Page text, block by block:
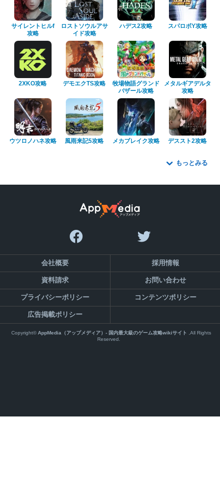
サイレントヒルf
攻略
ロストソウルアサ
イド攻略
ハデス2攻略 スパロボY攻略
2XKO攻略 デモエクTS攻略
牧場物語グランド
バザール攻略
メタルギアデルタ
攻略
ウツロノハネ攻略 風雨来記5攻略 メカブレイク攻略 デススト2攻略
もっとみる
会社概要 採用情報
資料請求 お問い合わせ
プライバシーポリシー コンテンツポリシー
広告掲載ポリシー
Copyright©AppMedia（アップメディア）- 国内最大級のゲーム攻略wikiサイト
,All Rights
Reserved.